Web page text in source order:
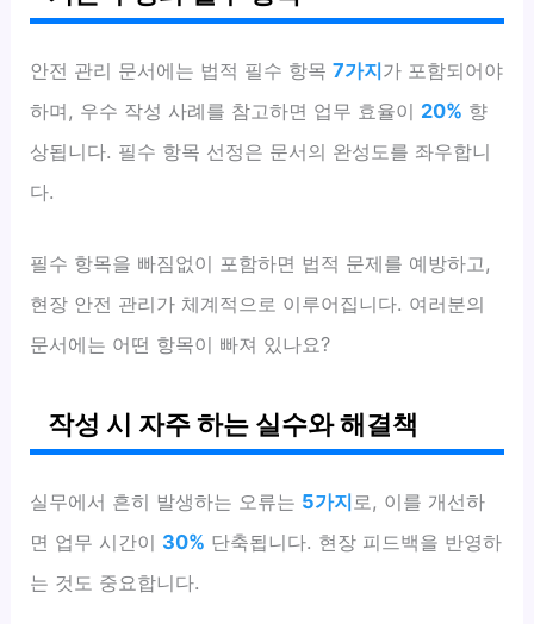
안전 관리 문서에는 법적 필수 항목7가지가 포함되어야
하며, 우수 작성 사례를 참고하면 업무 효율이 20% 향
상됩니다. 필수 항목 선정은 문서의 완성도를 좌우합니
다.
필수 항목을 빠짐없이 포함하면 법적 문제를 예방하고,
현장 안전 관리가 체계적으로 이루어집니다. 여러분의
문서에는 어떤 항목이 빠져 있나요?
작성 시 자주 하는 실수와 해결책
실무에서 흔히 발생하는 오류는 5가지 로, 이를 개선하
면 업무 시간이 30% 단축됩니다. 현장 피드백을 반영하
는 것도 중요합니다.